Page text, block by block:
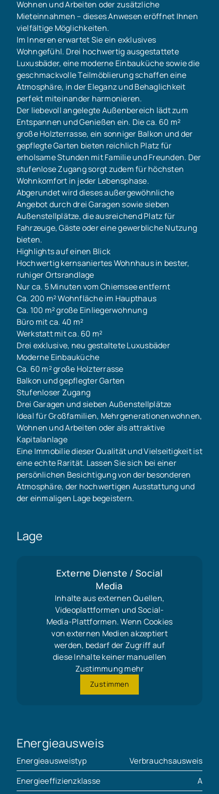
Wohnen und Arbeiten oder zusätzliche
Mieteinnahmen – dieses Anwesen eröffnet Ihnen
vielfältige Möglichkeiten.
Im Inneren erwartet Sie ein exklusives
Wohngefühl. Drei hochwertig ausgestattete
Luxusbäder, eine moderne Einbauküche sowie die
geschmackvolle Teilmöblierung schaffen eine
Atmosphäre, in der Eleganz und Behaglichkeit
perfekt miteinander harmonieren.
Der liebevoll angelegte Außenbereich lädt zum
Entspannen und Genießen ein. Die ca. 60 m²
große Holzterrasse, ein sonniger Balkon und der
gepflegte Garten bieten reichlich Platz für
erholsame Stunden mit Familie und Freunden. Der
stufenlose Zugang sorgt zudem für höchsten
Wohnkomfort in jeder Lebensphase.
Abgerundet wird dieses außergewöhnliche
Angebot durch drei Garagen sowie sieben
Außenstellplätze, die ausreichend Platz für
Fahrzeuge, Gäste oder eine gewerbliche Nutzung
bieten.
Highlights auf einen Blick
Hochwertig kernsaniertes Wohnhaus in bester,
ruhiger Ortsrandlage
Nur ca. 5 Minuten vom Chiemsee entfernt
Ca. 200 m² Wohnfläche im Haupthaus
Ca. 100 m² große Einliegerwohnung
Büro mit ca. 40 m²
Werkstatt mit ca. 60 m²
Drei exklusive, neu gestaltete Luxusbäder
Moderne Einbauküche
Ca. 60 m² große Holzterrasse
Balkon und gepflegter Garten
Stufenloser Zugang
Drei Garagen und sieben Außenstellplätze
Ideal für Großfamilien, Mehrgenerationenwohnen,
Wohnen und Arbeiten oder als attraktive
Kapitalanlage
Eine Immobilie dieser Qualität und Vielseitigkeit ist
eine echte Rarität. Lassen Sie sich bei einer
persönlichen Besichtigung von der besonderen
Atmosphäre, der hochwertigen Ausstattung und
der einmaligen Lage begeistern.
Lage
Externe Dienste / Social
Media
Inhalte aus externen Quellen,
Videoplattformen und Social-
Media-Plattformen. Wenn Cookies
von externen Medien akzeptiert
werden, bedarf der Zugriff auf
diese Inhalte keiner manuellen
Zustimmung mehr
Zustimmen
Energieausweis
Energieausweistyp
Verbrauchsausweis
Energieeffizienzklasse
A